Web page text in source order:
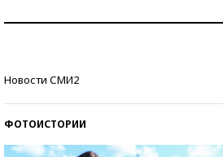
Новости СМИ2
ФОТОИСТОРИИ